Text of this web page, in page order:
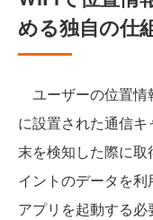
める独自の仕
ユーザーの位置情
に設置された通信
末を検知した際に
イントのデータを
アプリを起動する